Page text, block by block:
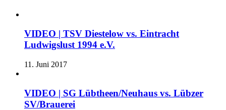
VIDEO | TSV Diestelow vs. Eintracht
Ludwigslust 1994 e.V.
11. Juni 2017
VIDEO | SG Lübtheen/Neuhaus vs. Lübzer
SV/Brauerei